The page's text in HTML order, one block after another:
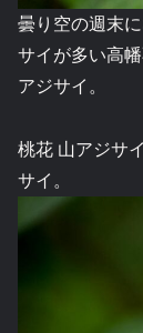
曇り空の週末
サイが多い高
アジサイ。
桃花 山アジサ
サイ。